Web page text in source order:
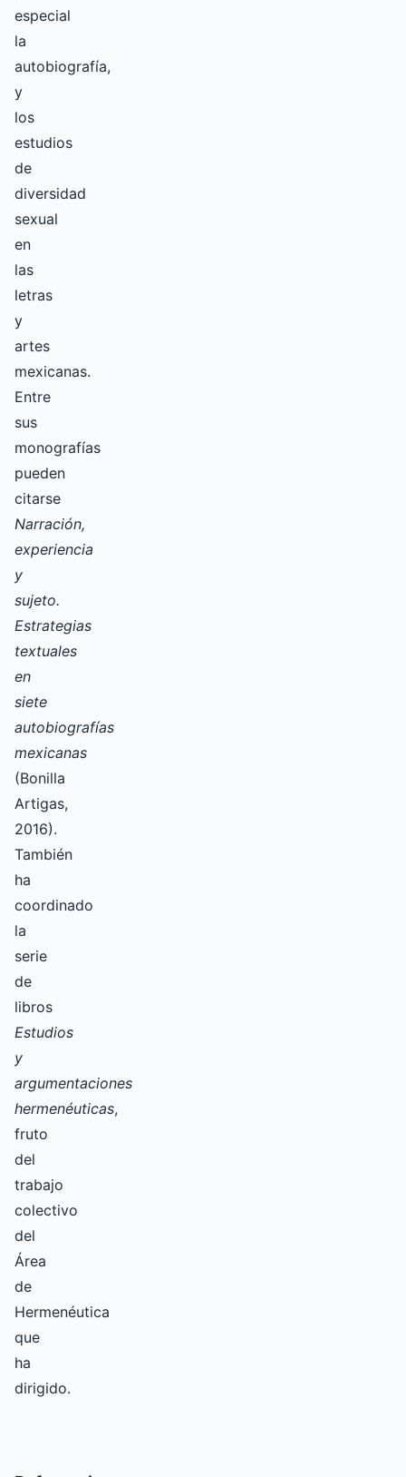
especial
la
autobiografía,
y
los
estudios
de
diversidad
sexual
en
las
letras
y
artes
mexicanas.
Entre
sus
monografías
pueden
citarse
Narración,
experiencia
y
sujeto.
Estrategias
textuales
en
siete
autobiografías
mexicanas
(Bonilla
Artigas,
2016).
También
ha
coordinado
la
serie
de
libros
Estudios
y
argumentaciones
hermenéuticas,
fruto
del
trabajo
colectivo
del
Área
de
Hermenéutica
que
ha
dirigido.